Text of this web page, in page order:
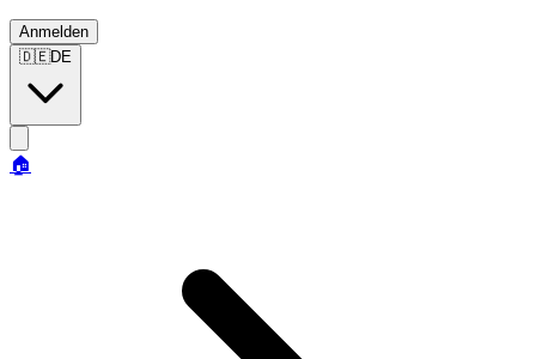
Anmelden
🇩🇪DE
🏠